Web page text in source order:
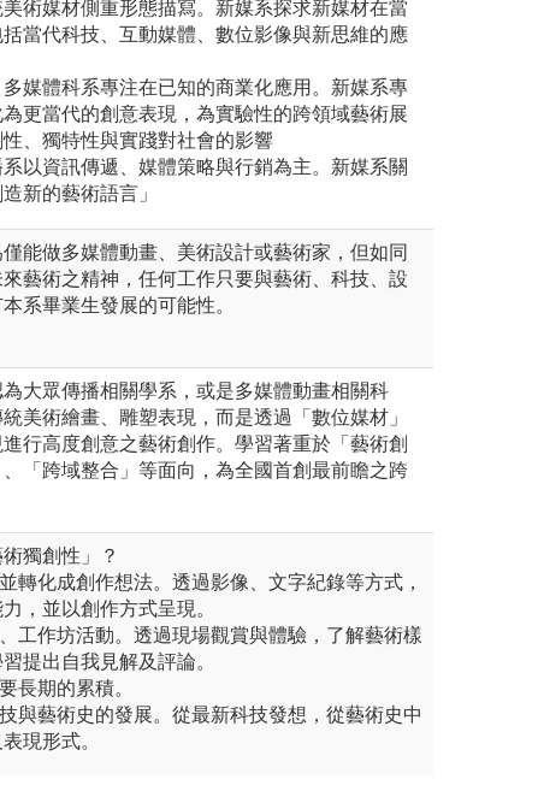
美術媒材側重形態描寫。新媒系探求新媒材在當
當代科技、互動媒體、數位影像與新思維的應
多媒體科系專注在已知的商業化應用。新媒系專
更當代的創意表現，為實驗性的跨領域藝術展
、獨特性與實踐對社會的影響
系以資訊傳遞、媒體策略與行銷為主。新媒系關
新的藝術語言」
能做多媒體動畫、美術設計或藝術家，但如同
藝術之精神，任何工作只要與藝術、科技、設
系畢業生發展的可能性。
大眾傳播相關學系，或是多媒體動畫相關科
美術繪畫、雕塑表現，而是透過「數位媒材」
行高度創意之藝術創作。學習著重於「藝術創
「跨域整合」等面向，為全國首創最前瞻之跨
獨創性」？
轉化成創作想法。透過影像、文字紀錄等方式，
，並以創作方式呈現。
工作坊活動。透過現場觀賞與體驗，了解藝術樣
提出自我見解及評論。
長期的累積。
與藝術史的發展。從最新科技發想，從藝術史中
現形式。